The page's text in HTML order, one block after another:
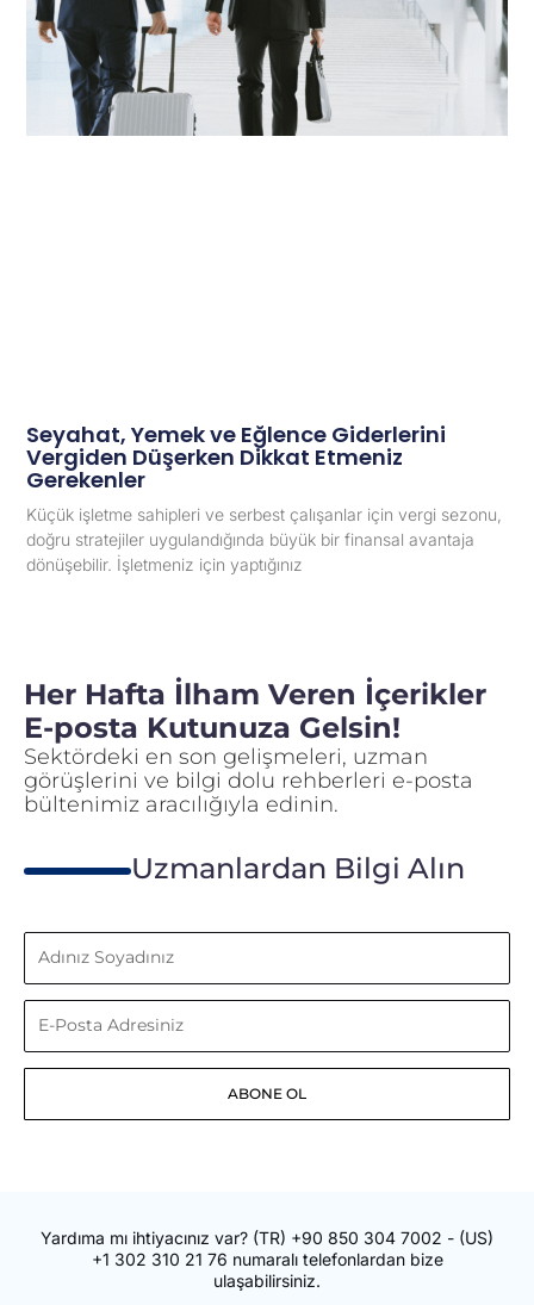
Seyahat, Yemek ve Eğlence Giderlerini
Vergiden Düşerken Dikkat Etmeniz
Gerekenler
Küçük işletme sahipleri ve serbest çalışanlar için vergi sezonu,
doğru stratejiler uygulandığında büyük bir finansal avantaja
dönüşebilir. İşletmeniz için yaptığınız
Her Hafta İlham Veren İçerikler
E-posta Kutunuza Gelsin!
Sektördeki en son gelişmeleri, uzman
görüşlerini ve bilgi dolu rehberleri e-posta
bültenimiz aracılığıyla edinin.
Uzmanlardan Bilgi Alın
Adınız
Soyadınız
E-
Posta
ABONE OL
Yardıma mı ihtiyacınız var? (TR) +90 850 304 7002 - (US)
+1 302 310 21 76 numaralı telefonlardan bize
ulaşabilirsiniz.